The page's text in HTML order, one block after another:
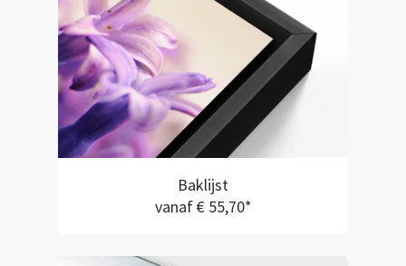
Baklijst
vanaf € 55,70*